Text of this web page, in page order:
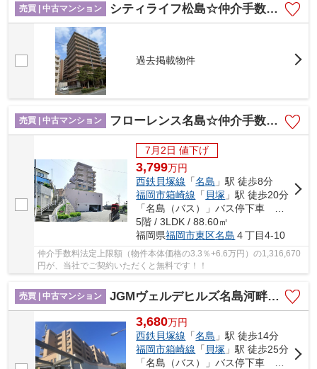
売買 | 中古マンション シティライフ松島☆仲介手数料無料☆
過去掲載物件
売買 | 中古マンション フローレンス名島☆仲介手数料無料☆
7月2日 値下げ
3,799万円
西鉄貝塚線 「名島 」駅 徒歩8分
福岡市箱崎線 「 貝塚 」駅 徒歩20分
「名島（バス）」バス停下車 徒歩6分
5階 / 3LDK / 88.60㎡
福岡県福岡市東区名島 ４丁目4-10
仲介手数料法定上限額（物件本体価格の3.3％+6.6万円）の1,316,670
円が、当社でご契約いただくと無料です！！
売買 | 中古マンション JGMヴェルデヒルズ名島河畔公園☆仲介手数料無料☆
3,680万円
西鉄貝塚線 「名島 」駅 徒歩14分
福岡市箱崎線 「 貝塚 」駅 徒歩25分